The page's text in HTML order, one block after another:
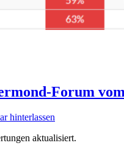
Forum
hinterlassen
aktualisiert.